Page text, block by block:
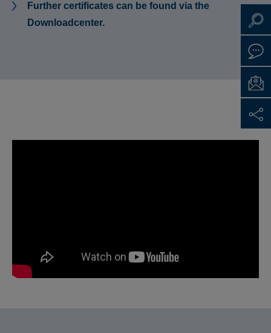
Further certificates can be found via the
Downloadcenter.